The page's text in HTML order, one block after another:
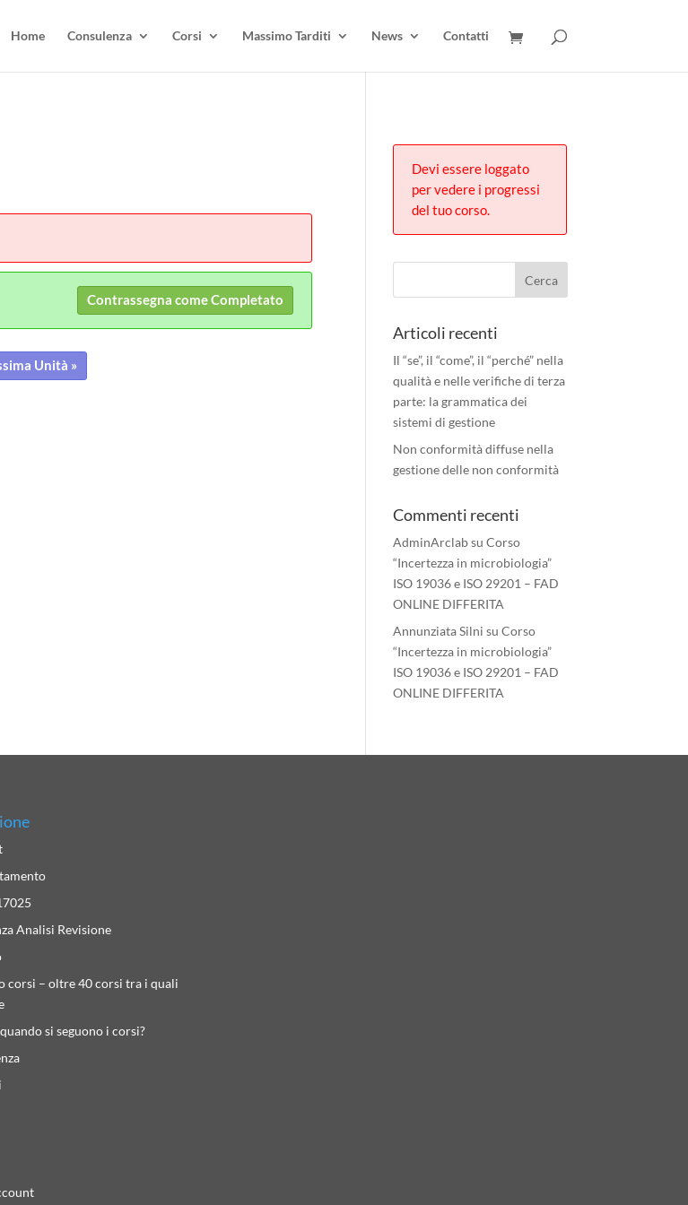
Home Consulenza Corsi Massimo Tarditi News Contatti
Contrassegna come Completato
Unità »
Devi essere loggato
per vedere i progressi
del tuo corso.
Articoli recenti
Il “se”, il “come”, il “perché” nella
qualità e nelle verifiche di terza
parte: la grammatica dei
sistemi di gestione
Non conformità diffuse nella
gestione delle non conformità
Commenti recenti
AdminArclabsuCorso
“Incertezza in microbiologia”
ISO 19036 e ISO 29201 – FAD
ONLINE DIFFERITA
Annunziata Silni suCorso
“Incertezza in microbiologia”
ISO 19036 e ISO 29201 – FAD
ONLINE DIFFERITA
Analisi Revisione
corsi – oltre 40 corsi tra i quali
si seguono i corsi?